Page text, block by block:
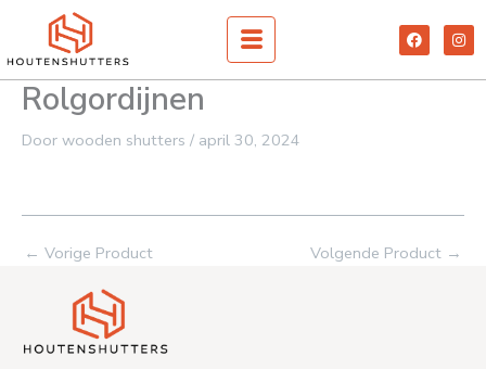
de
inhoud
F
a
c
e
I
n
s
t
Rolgordijnen
Door wooden shutters / april 30, 2024
← Vorige Product Volgende Product →